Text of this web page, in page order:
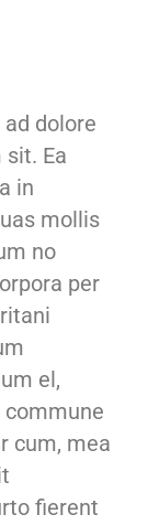
dolore
Ea
in
mollis
no
per
el,
cum, mea
fierent